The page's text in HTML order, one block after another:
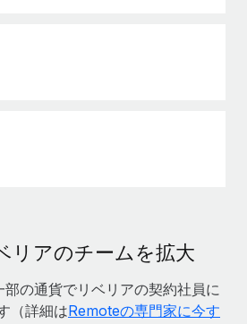
アのチームを拡大
の通貨でリベリアの契約社員に
（詳細はRemoteの専門家に今す